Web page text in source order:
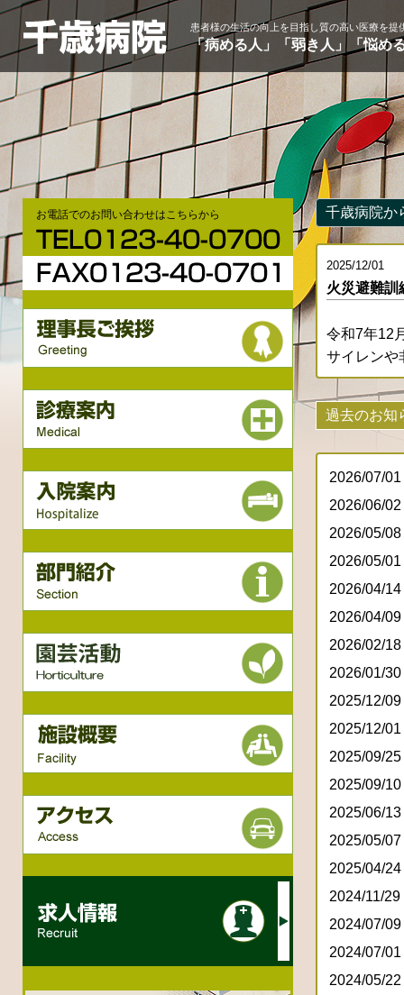
患者様の生活の向上を目指し質の高い医療を提
「病める人」「弱き人」「悩め
お電話でのお問い合わせはこちらから 千歳病院か
2025/12/01
火災避難訓
令和7年12
サイレンや
過去のお知
2026/07/01
2026/06/02
2026/05/08
2026/05/01
2026/04/14
2026/04/09
2026/02/18
2026/01/30
2025/12/09
2025/12/01
2025/09/25
2025/09/10
2025/06/13
2025/05/07
2025/04/24
2024/11/29
2024/07/09
2024/07/01
2024/05/22